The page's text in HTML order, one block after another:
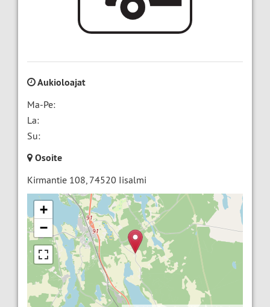
Aukioloajat
Ma-Pe:
La:
Su:
Osoite
Kirmantie 108, 74520 Iisalmi
+
−